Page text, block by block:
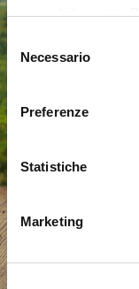
consulti la nostra
Selezione
delNecessario
Preferenze
Statistiche
Marketing